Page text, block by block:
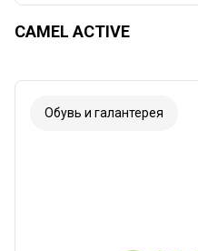
CAMEL ACTIVE
Обувь и галантерея